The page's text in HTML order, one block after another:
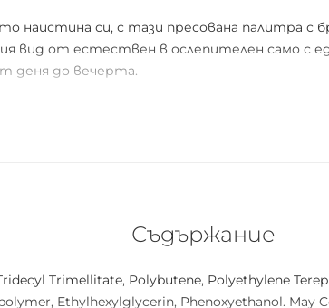
наистина си, с тази пресована палитра
вид от естествен в ослепителен само с
деня до вечерта.
Съдържание
Trimellitate, Polybutene, Polyethylene
Ethylhexylglycerin, Phenoxyethanol. May